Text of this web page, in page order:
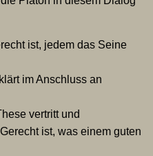
ist, jedem das Seine
im Anschluss an
vertritt und
ist, was einem guten